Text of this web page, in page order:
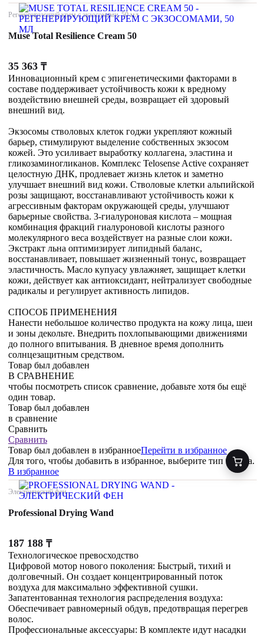
Регенерирующий крем с экзосомами, 50 мл
Muse Total Resilience Cream 50
35 363 ₸
Инновационный крем с эпигенетическими факторами в
составе поддерживает устойчивость кожи к вредному
воздействию внешней среды, возвращает ей здоровый
внешний вид.
Экзосомы стволовых клеток годжи укрепляют кожный
барьер, стимулируют выделение собственных экзосом
кожей. Это усиливает выработку коллагена, эластина и
гликозаминогликанов. Комплекс Telosense Active сохраняет
целостную ДНК, продлевает жизнь клеток и заметно
улучшает внешний вид кожи. Стволовые клетки альпийской
розы защищают, восстанавливают устойчивость кожи к
агрессивным факторам окружающей среды, улучшают
барьерные свойства. 3-гиалуроновая кислота – мощная
комбинация фракций гиалуроновой кислоты разного
молекулярного веса воздействует на разные слои кожи.
Экстракт льна оптимизирует липидный баланс,
восстанавливает, повышает жизненный тонус, возвращает
эластичность. Масло купуасу увлажняет, защищает клетки
кожи, действует как антиоксидант, нейтрализует свободные
радикалы и регулирует активность липидов.
СПОСОБ ПРИМЕНЕНИЯ
Нанести небольшое количество продукта на кожу лица, шеи
и зоны декольте. Внедрить похлопывающими движениями
до полного впитывания. В дневное время дополнить
солнцезащитным средством.
Товар был добавлен
В СРАВНЕНИЕ
чтобы посмотреть список сравнение, добавьте хотя бы ещё
один товар.
Товар был добавлен
в сравнение
Сравнить
Сравнить
Товар был добавлен в избранноеПерейти в избранное
Для того, чтобы добавить в избранное, выберите тип товара.
В избранное
Электрический фен
Professional Drying Wand
187 188 ₸
Технологическое превосходство
Цифровой мотор нового поколения: Быстрый, тихий и
долговечный. Он создает концентрированный поток
воздуха для максимально эффективной сушки.
Запатентованная технология распределения воздуха:
Обеспечивает равномерный обдув, предотвращая перегрев
волос.
Профессиональные аксессуары: В комплекте идут насадки